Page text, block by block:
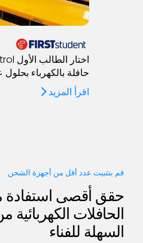
حافلة بالكهرباء بحلول عام
اقرأ المزيد
قم بتثبيت عدد أقل من أجهزة الشحن
حقق أقصى
الحافلات الكهربائية
السهلة للفناء